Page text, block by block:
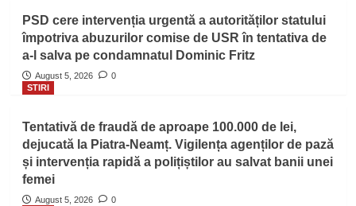
PSD cere intervenția urgentă a autorităților statului
împotriva abuzurilor comise de USR în tentativa de
a-l salva pe condamnatul Dominic Fritz
August 5, 2026
0
STIRI
Tentativă de fraudă de aproape 100.000 de lei,
dejucată la Piatra-Neamț. Vigilența agenților de pază
și intervenția rapidă a polițiștilor au salvat banii unei
femei
August 5, 2026
0